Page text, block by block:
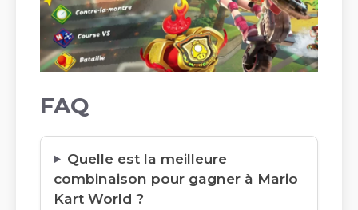
FAQ
Quelle est la meilleure
combinaison pour gagner à Mario
Kart World ?